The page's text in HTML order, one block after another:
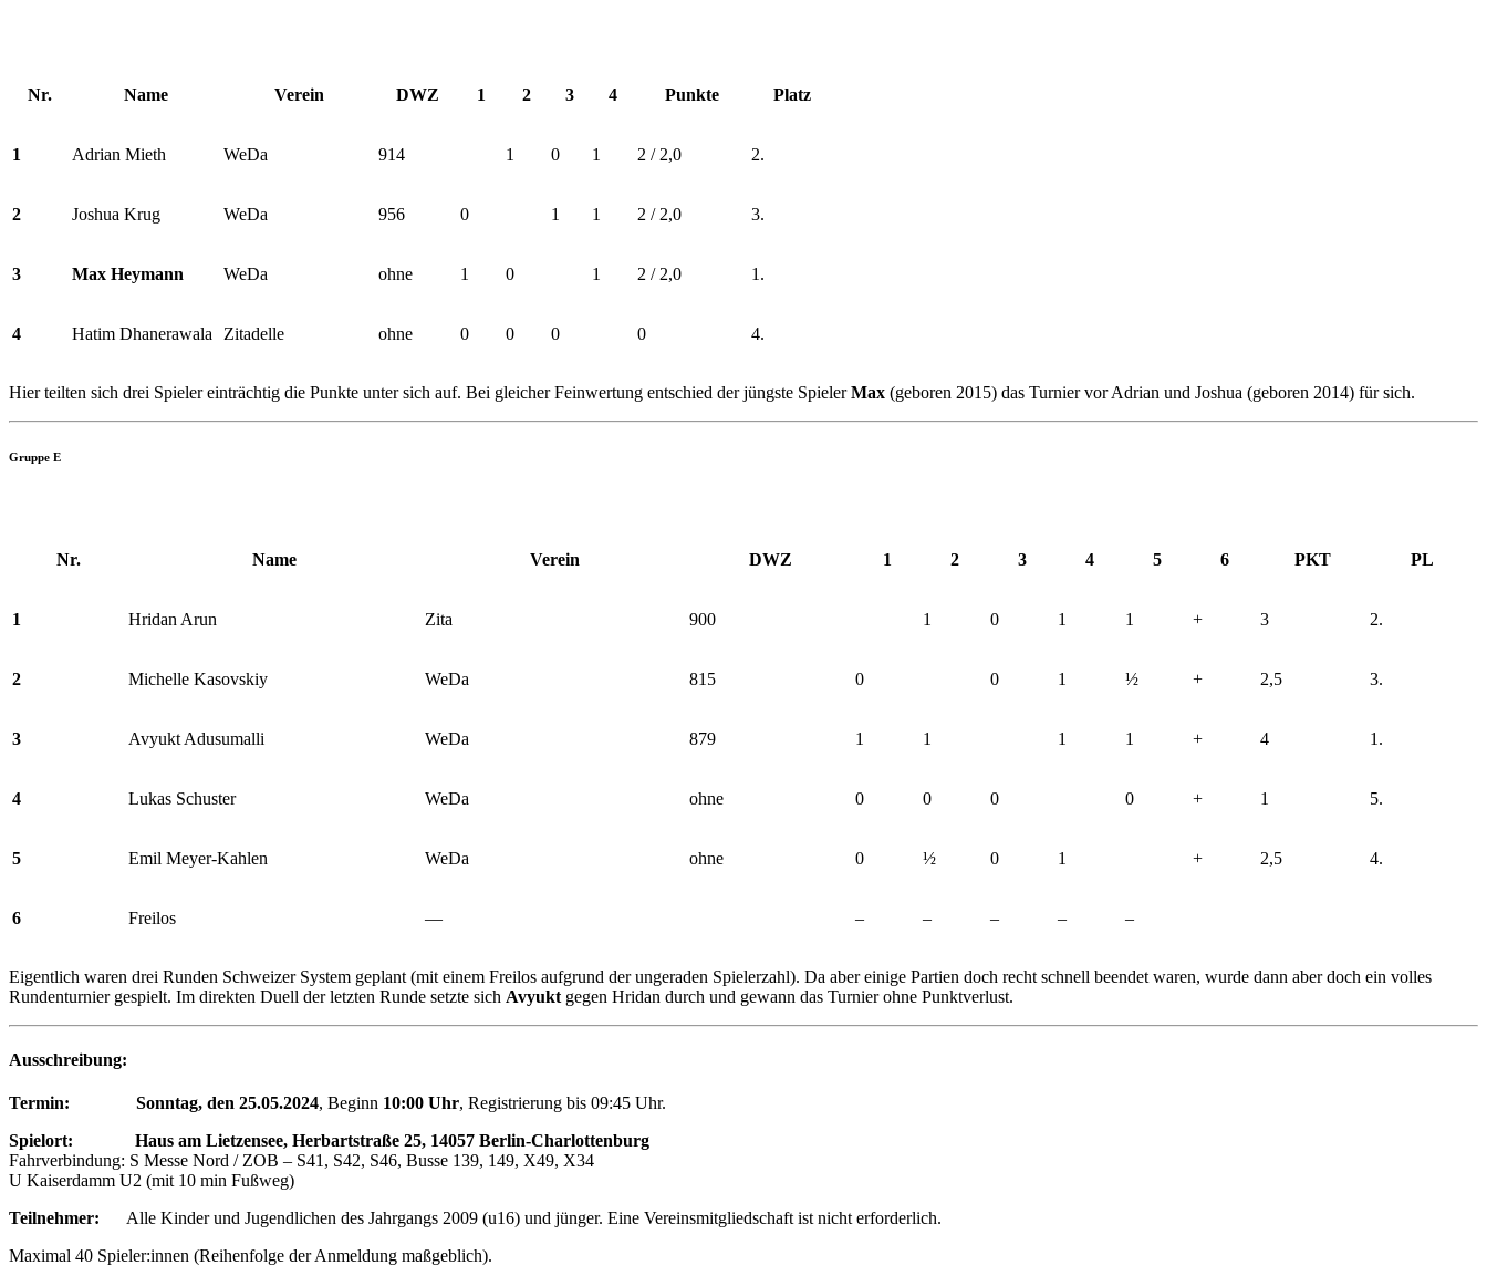
Nr. Name Verein DWZ 1 2 3 4 Punkte Platz
1 Adrian Mieth WeDa 914 1 0 1 2 / 2,0 2.
2 Joshua Krug WeDa 956 0 1 1 2 / 2,0 3.
3 Max Heymann WeDa ohne 1 0 1 2 / 2,0 1.
4 Hatim Dhanerawala Zitadelle ohne 0 0 0 0 4.
Hier teilten sich drei Spieler einträchtig die Punkte unter sich auf. Bei gleicher Feinwertung entschied der jüngste SpielerMax (geboren 2015) das Turnier vor Adrian und Joshua (geboren 2014) für sich.
Gruppe E
Nr. Name Verein DWZ 1 2 3 4 5 6 PKT PL
1 Hridan Arun Zita 900 1 0 1 1 + 3 2.
2 Michelle Kasovskiy WeDa 815 0 0 1 ½ + 2,5 3.
3 Avyukt Adusumalli WeDa 879 1 1 1 1 + 4 1.
4 Lukas Schuster WeDa ohne 0 0 0 0 + 1 5.
5 Emil Meyer-Kahlen WeDa ohne 0 ½ 0 1 + 2,5 4.
6 Freilos — – – – – –
Eigentlich waren drei Runden Schweizer System geplant (mit einem Freilos aufgrund der ungeraden Spielerzahl). Da aber einige Partien doch recht schnell beendet waren, wurde dann aber doch ein volles
Rundenturnier gespielt. Im direkten Duell der letzten Runde setzte sich Avyukt gegen Hridan durch und gewann das Turnier ohne Punktverlust.
Ausschreibung:
Termin: Sonntag, den 25.05.2024, Beginn 10:00 Uhr, Registrierung bis 09:45 Uhr.
Spielort: Haus am Lietzensee, Herbartstraße 25, 14057 Berlin-Charlottenburg
Fahrverbindung: S Messe Nord / ZOB – S41, S42, S46, Busse 139, 149, X49, X34
U Kaiserdamm U2 (mit 10 min Fußweg)
Teilnehmer: Alle Kinder und Jugendlichen des Jahrgangs 2009 (u16) und jünger. Eine Vereinsmitgliedschaft ist nicht erforderlich.
Maximal 40 Spieler:innen (Reihenfolge der Anmeldung maßgeblich).